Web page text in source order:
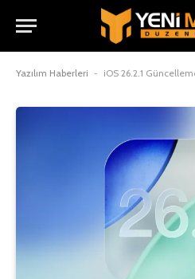
Yazılım Haberleri - iOS 26.2.1